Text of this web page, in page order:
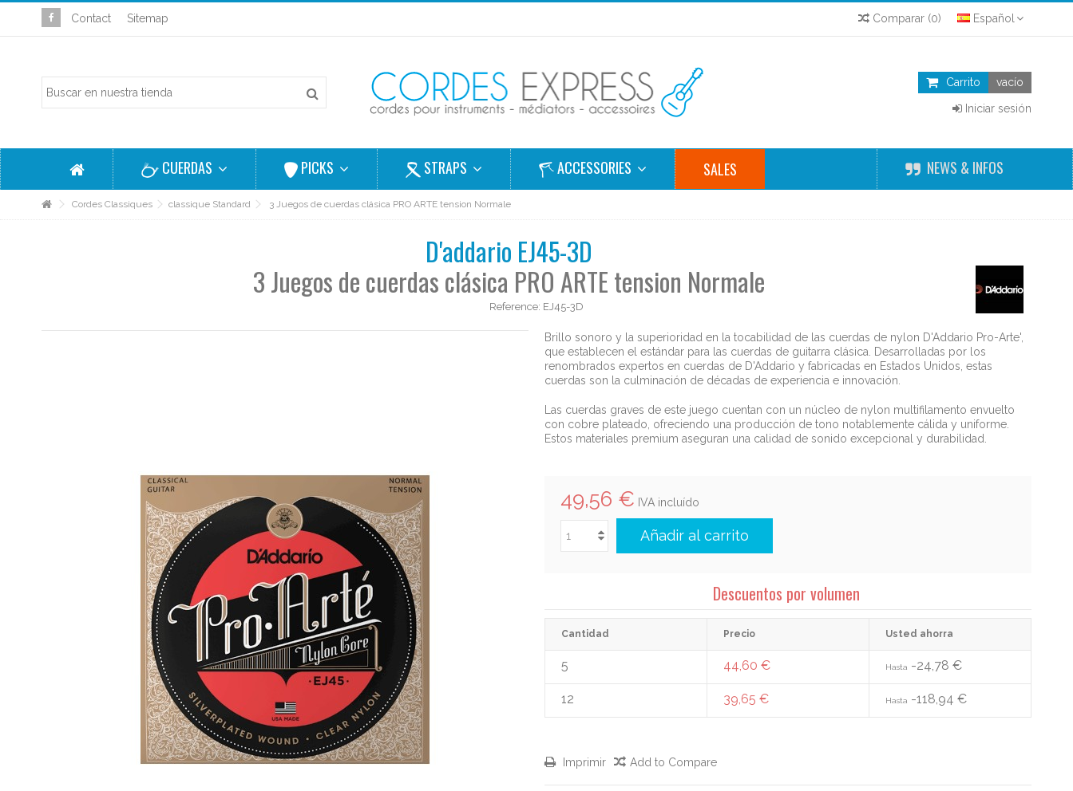
Español
Contact Sitemap Comparar (0)
Carrito vacío
Iniciar sesión
CUERDAS PICKS STRAPS ACCESSORIES SALES NEWS & INFOS
Cordes Classiques classique Standard 3 Juegos de cuerdas clásica PRO ARTE tension Normale
D'addario EJ45-3D
3 Juegos de cuerdas clásica PRO ARTE tension Normale
Reference: EJ45-3D
Brillo sonoro y la superioridad en la tocabilidad de las cuerdas de nylon D'Addario Pro-Arte',
que establecen el estándar para las cuerdas de guitarra clásica. Desarrolladas por los
renombrados expertos en cuerdas de D'Addario y fabricadas en Estados Unidos, estas
cuerdas son la culminación de décadas de experiencia e innovación.
Las cuerdas graves de este juego cuentan con un núcleo de nylon multifilamento envuelto
con cobre plateado, ofreciendo una producción de tono notablemente cálida y uniforme.
Estos materiales premium aseguran una calidad de sonido excepcional y durabilidad.
49,56 € IVA incluído
Añadir al carrito
Descuentos por volumen
Cantidad Precio Usted ahorra
5 44,60 € Hasta -24,78 €
12 39,65 € Hasta -118,94 €
Imprimir Add to Compare